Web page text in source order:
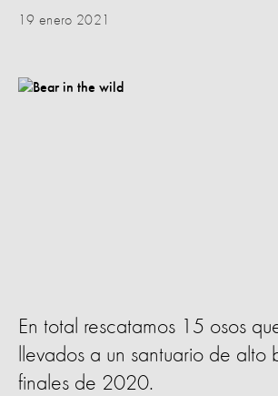
19 enero 2021
En total rescatamos 15 osos
llevados a un santuario de alto
finales de 2020.